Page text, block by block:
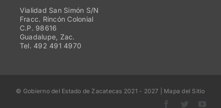
Vialidad San Simón S/N
Fracc. Rincón Colonial
C.P. 98616
Guadalupe, Zac.
Tel. 492 491 4970
© Gobierno del Estado de Zacatecas 2021 - 2027 | Mapa del Sitio